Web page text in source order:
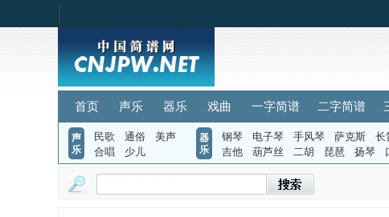
首页 声乐 器乐 戏曲 一字简谱 二字简谱
声
乐
民歌 通俗
美声
合唱
少儿
器
乐
钢琴 电子琴 手风琴 萨克斯 长
吉他
葫芦丝 二胡 琵琶 扬琴